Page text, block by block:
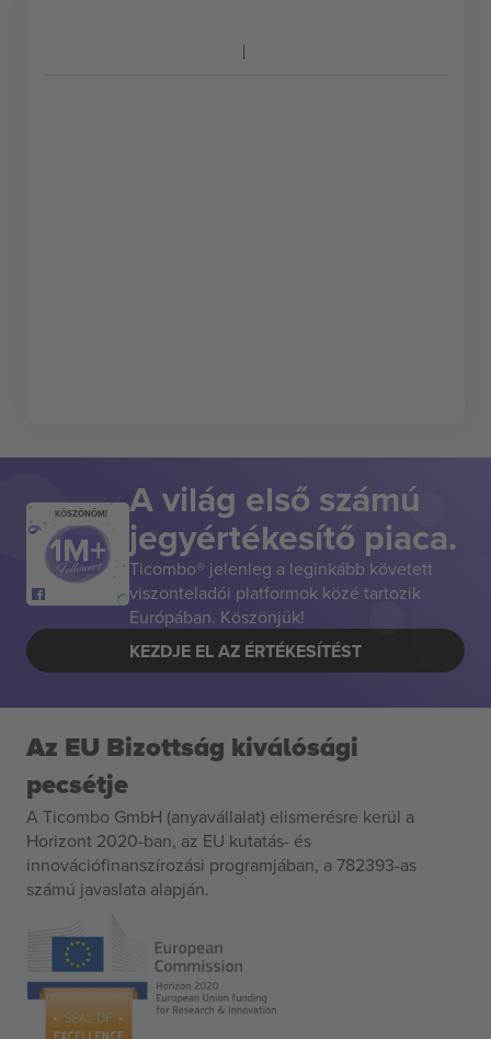
KÖSZÖNÖM! A világ első számú
jegyértékesítő piaca.
Ticombo® jelenleg a leginkább követett
viszonteladói platformok közé tartozik
Európában. Köszönjük!
KEZDJE EL AZ ÉRTÉKESÍTÉST
Az EU Bizottság kiválósági
pecsétje
A Ticombo GmbH (anyavállalat) elismerésre kerül a
Horizont 2020-ban, az EU kutatás- és
innovációfinanszírozási programjában, a 782393-as
számú javaslata alapján.